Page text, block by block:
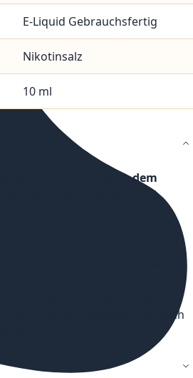
E-Liquid Gebrauchsfertig
Nikotinsalz
10 ml
dieser Artikel erst ab dem
angeboten werden darf.
Es ist für den direkten Gebrauch